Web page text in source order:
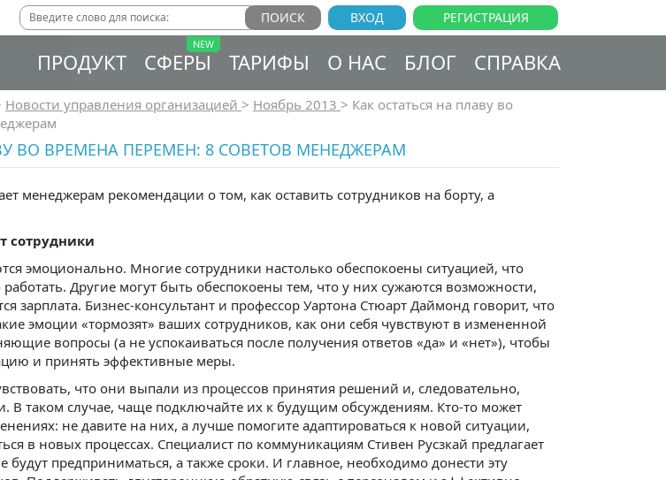
РЕГИСТРАЦИЯ
ВХОД
ПРОДУКТ СФЕРЫ ТАРИФЫ О НАС БЛОГ СПРАВКА
Новости управления организацией > Ноябрь 2013 > Как остаться на плаву во
ВО ВРЕМЕНА ПЕРЕМЕН: 8 СОВЕТОВ МЕНЕДЖЕРАМ
менеджерам рекомендации о том, как оставить сотрудников на борту, а
сотрудники
эмоционально. Многие сотрудники настолько обеспокоены ситуацией, что
Другие могут быть обеспокоены тем, что у них сужаются возможности,
зарплата. Бизнес-консультант и профессор Уартона Стюарт Даймонд говорит, что
эмоции «тормозят» ваших сотрудников, как они себя чувствуют в измененной
вопросы (а не успокаиваться после получения ответов «да» и «нет»), чтобы
и принять эффективные меры.
что они выпали из процессов принятия решений и, следовательно,
В таком случае, чаще подключайте их к будущим обсуждениям. Кто-то может
не давите на них, а лучше помогите адаптироваться к новой ситуации,
в новых процессах. Специалист по коммуникациям Стивен Русзкай предлагает
будут предприниматься, а также сроки. И главное, необходимо донести эту